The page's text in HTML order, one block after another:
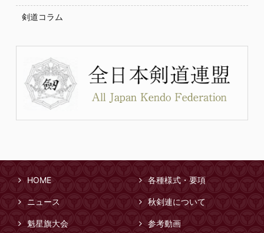
剣道コラム
HOME
ニュース
魁星旗大会
各種様式・要項
秋剣連について
参考動画